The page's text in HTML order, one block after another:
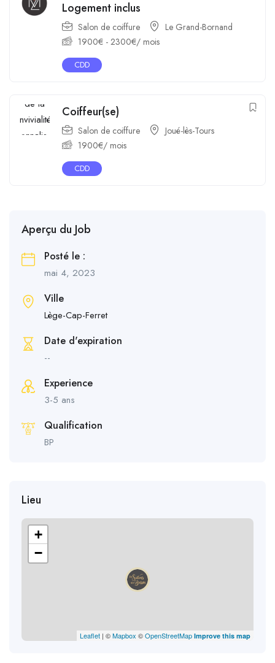
Logement inclus
Salon de coiffure
Le Grand-Bornand
1900€ - 2300€/ mois
CDD
Coiffeur(se)
Salon de coiffure
Joué-lès-Tours
1900€/ mois
CDD
Aperçu du Job
Posté le :
mai 4, 2023
Ville
Lège-Cap-Ferret
Date d'expiration
--
Experience
3-5 ans
Qualification
BP
Lieu
+
−
Leaflet | ©Mapbox ©OpenStreetMap Improve this map